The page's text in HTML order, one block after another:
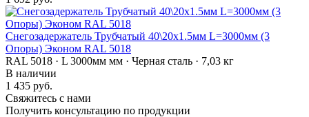
Снегозадержатель Трубчатый 40\20х1.5мм L=3000мм (3
Опоры) Эконом RAL 5018
RAL 5018 · L 3000мм мм · Черная сталь · 7,03 кг
В наличии
1 435 руб.
Свяжитесь с нами
Получить консультацию по продукции